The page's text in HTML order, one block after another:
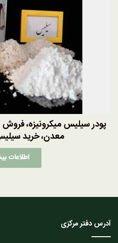
پودر سیلیس میکرونیزه،
معدن، خرید
اطلاعات
آدرس دفتر مرکزی